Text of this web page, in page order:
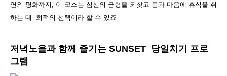
연의 평화까지, 이 코스는 심신의 균형을 되찾고 몸과 마음에 휴식을 취
하는 데 최적의 선택이라 할 수 있죠
저녁노을과 함께 즐기는 SUNSET 당일치기 프로
그램